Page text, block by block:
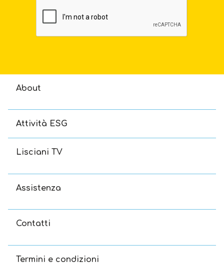
About
Attività ESG
Lisciani TV
Assistenza
Contatti
Termini e condizioni